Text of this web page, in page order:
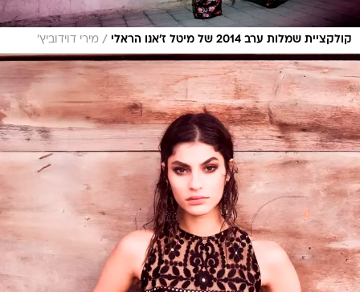
קולקציית שמלות ערב 2014 של מיטל ז'אנו הראלי / מירי דוידוביץ'